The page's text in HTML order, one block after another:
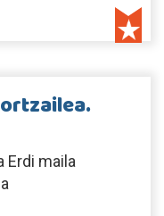
Erdi maila